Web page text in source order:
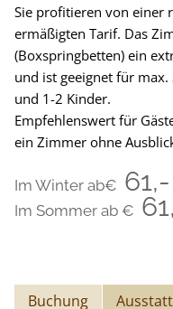
Sie profitieren von einer
ermäßigten Tarif. Das
(Boxspringbetten) ein
und ist geeignet für max.
und 1-2 Kinder.
Empfehlenswert für
ein Zimmer ohne
Im Winter ab€ 61,-
Im Sommer ab €
Buchung